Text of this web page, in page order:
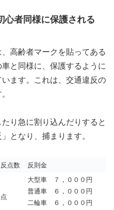
心者同様に保護される
高齢者マークを貼ってある
と同様に、保護するように
ます。これは、交通違反の
り急に割り込んだりすると
となり、捕まります。
点数 反則金
大型車 ７，０００円
普通車 ６，０００円
二輪車 ６，０００円